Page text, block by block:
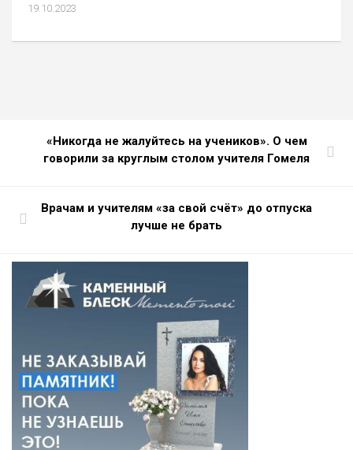
19.10.2023
«Никогда не жалуйтесь на учеников». О чем
говорили за круглым столом учителя Гомеля
Врачам и учителям «за свой счёт» до отпуска
лучше не брать